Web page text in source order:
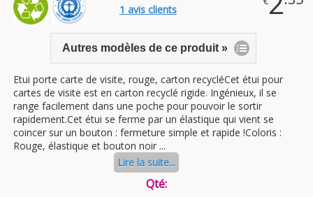
1 avis clients
Autres modèles de ce produit »
Etui porte carte de visite, rouge, carton recycléCet étui pour
cartes de visite est en carton recyclé rigide. Ingénieux, il se
range facilement dans une poche pour pouvoir le sortir
rapidement.Cet étui se ferme par un élastique qui vient se
coincer sur un bouton : fermeture simple et rapide !Coloris :
Rouge, élastique et bouton noir ...
Lire la suite...
Qté: